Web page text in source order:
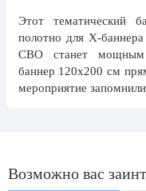
12 апреля, День
18 апреля, Дни
9 мая, День Победы
Этот тематический
полотно для X-
СВО станет мощным
баннер 120х200 см
мероприятие
Возможно вас